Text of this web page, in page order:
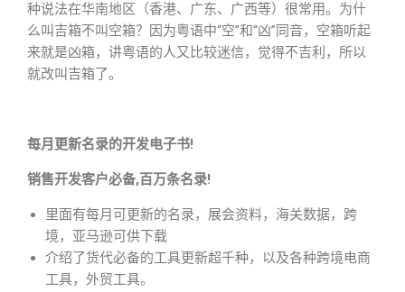
种说法在华南地区（香港、广东、广西等）很常用。为什
么叫吉箱不叫空箱？因为粤语中“空”和“凶”同音，空箱听起
来就是凶箱，讲粤语的人又比较迷信，觉得不吉利，所以
就改叫吉箱了。
每月更新名录的开发电子书!
销售开发客户必备,百万条名录!
里面有每月可更新的名录，展会资料，海关数据，跨
境，亚马逊可供下载
介绍了货代必备的工具更新超千种，以及各种跨境电商
工具，外贸工具。